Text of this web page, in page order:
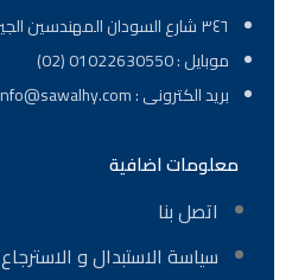
٣٤٦ شارع السودان المهندسين الجيزه مصر
موبايل : 01022630550 (02)
بريد الكترونى : info@sawalhy.com
معلومات اضافية
اتصل بنا
سياسة الاستبدال و الاسترجاع